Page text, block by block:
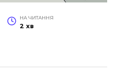
НА ЧИТАННЯ
2 хв